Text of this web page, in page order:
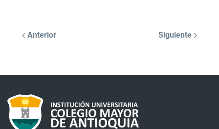
Anterior Siguiente